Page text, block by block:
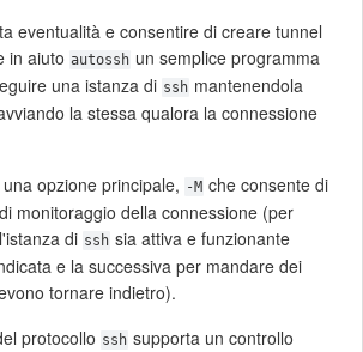
eventualità e consentire di creare tunnel
in aiuto autossh un semplice programma
una istanza di ssh mantenendola
la stessa qualora la connessione
opzione principale, -M che consente di
monitoraggio della connessione (per
di ssh sia attiva e funzionante
e la successiva per mandare dei
tornare indietro).
protocollo ssh supporta un controllo